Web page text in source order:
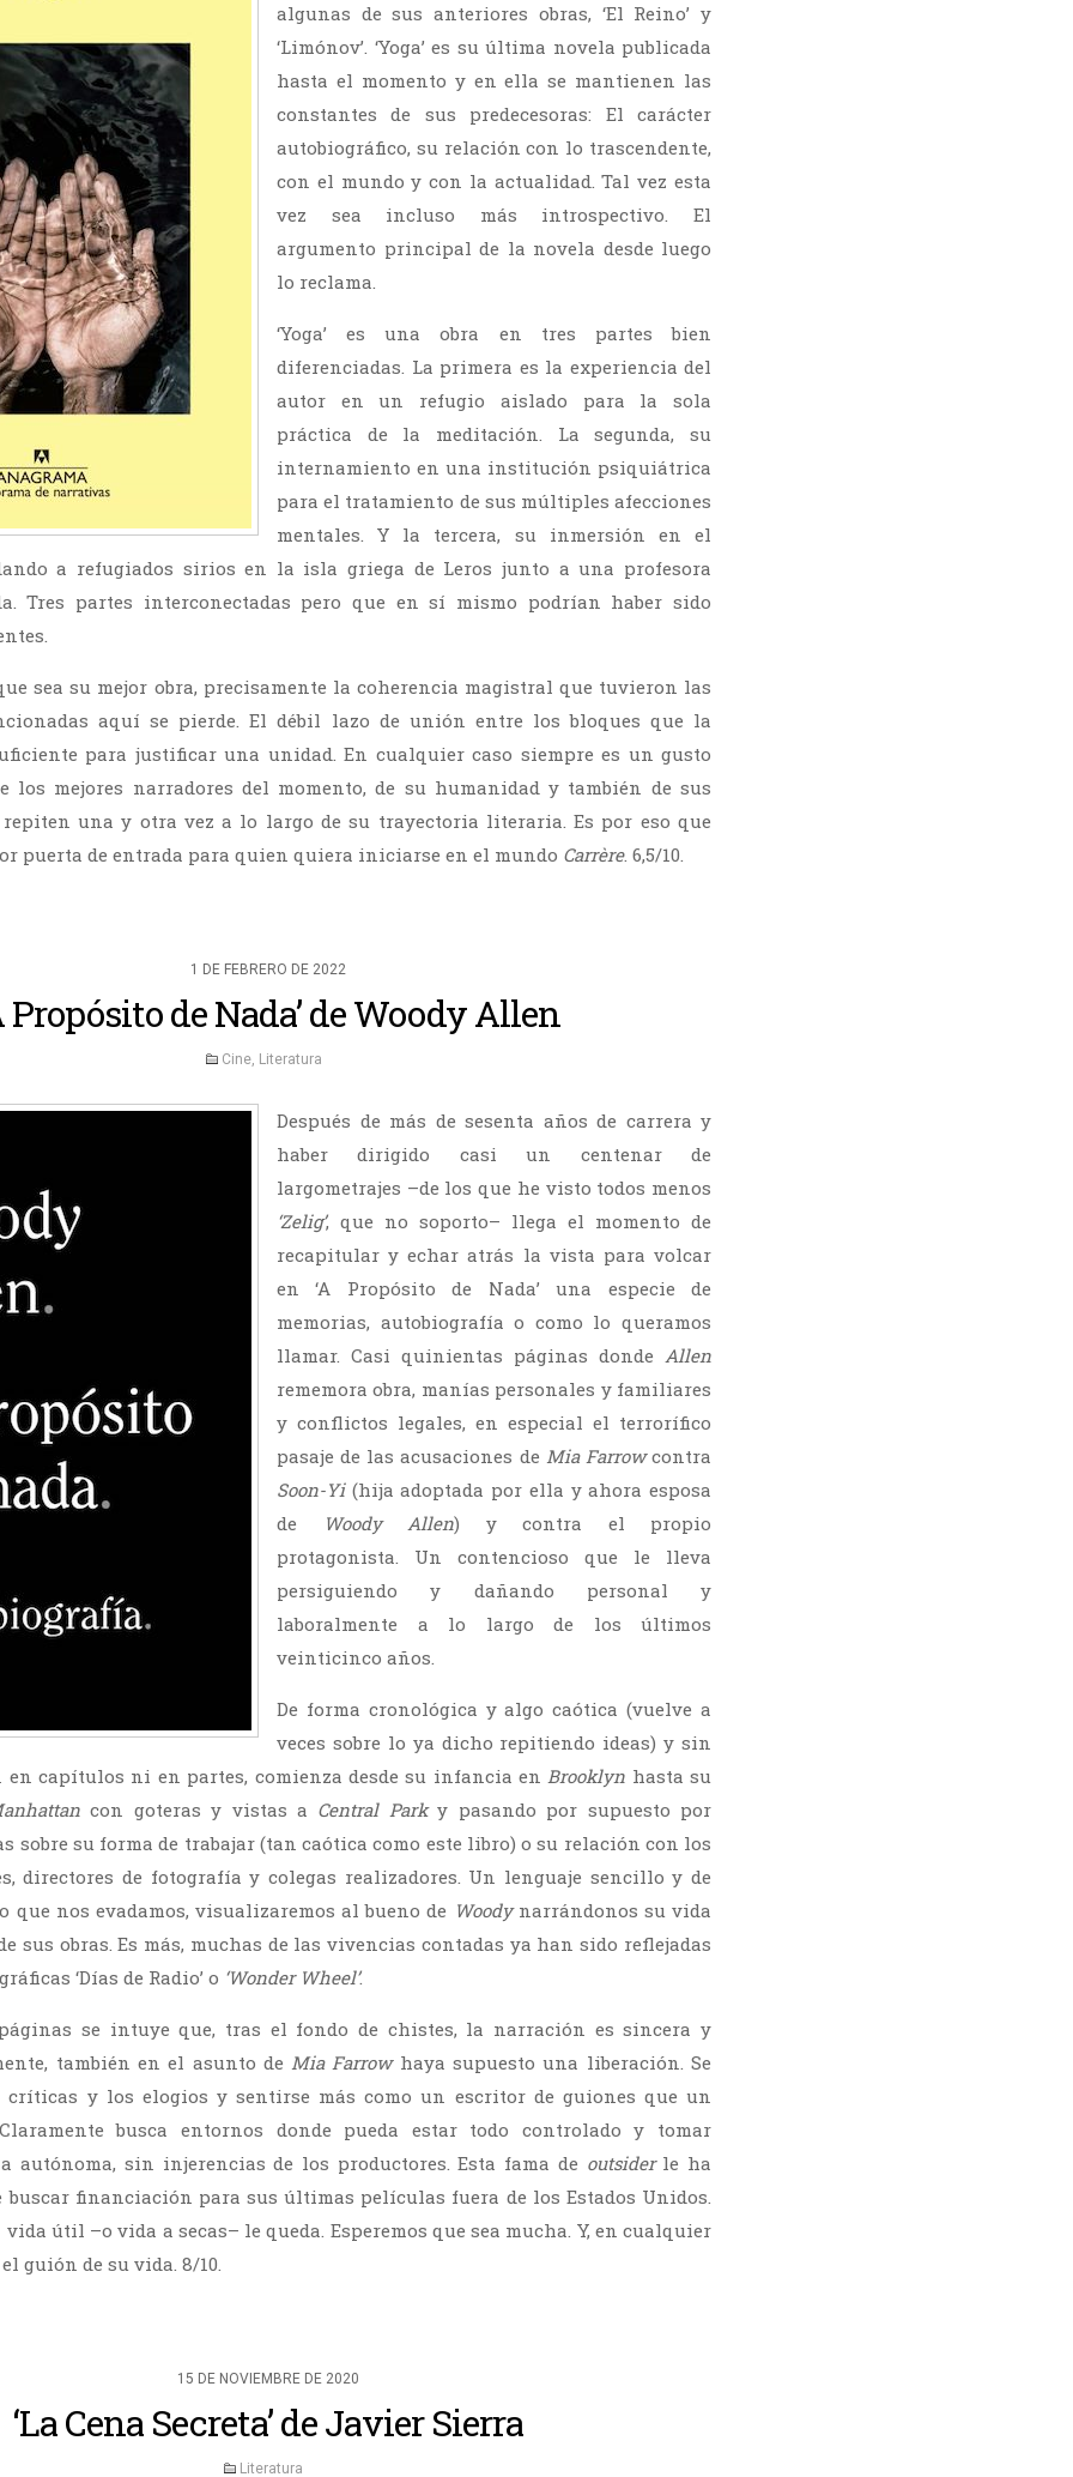
algunas de sus anteriores obras, ‘El Reino’ y
‘Limónov’. ‘Yoga’ es su última novela publicada
hasta el momento y en ella se mantienen las
constantes de sus predecesoras: El carácter
autobiográfico, su relación con lo trascendente,
con el mundo y con la actualidad. Tal vez esta
vez sea incluso más introspectivo. El
argumento principal de la novela desde luego
lo reclama.
‘Yoga’ es una obra en tres partes bien
diferenciadas. La primera es la experiencia del
autor en un refugio aislado para la sola
práctica de la meditación. La segunda, su
internamiento en una institución psiquiátrica
para el tratamiento de sus múltiples afecciones
mentales. Y la tercera, su inmersión en el
a refugiados sirios en la isla griega de Leros junto a una profesora
Tres partes interconectadas pero que en sí mismo podrían haber sido
sea su mejor obra, precisamente la coherencia magistral que tuvieron las
aquí se pierde. El débil lazo de unión entre los bloques que la
para justificar una unidad. En cualquier caso siempre es un gusto
los mejores narradores del momento, de su humanidad y también de sus
repiten una y otra vez a lo largo de su trayectoria literaria. Es por eso que
puerta de entrada para quien quiera iniciarse en el mundo Carrère. 6,5/10.
1 DE FEBRERO DE 2022
Propósito de Nada’ de Woody Allen
Cine, Literatura
Después de más de sesenta años de carrera y
haber dirigido casi un centenar de
largometrajes –de los que he visto todos menos
‘Zelig’, que no soporto– llega el momento de
recapitular y echar atrás la vista para volcar
en ‘A Propósito de Nada’ una especie de
memorias, autobiografía o como lo queramos
llamar. Casi quinientas páginas donde Allen
rememora obra, manías personales y familiares
y conflictos legales, en especial el terrorífico
pasaje de las acusaciones de Mia Farrowcontra
Soon-Yi(hija adoptada por ella y ahora esposa
de
Woody Allen) y contra el propio
protagonista. Un contencioso que le lleva
persiguiendo y dañando personal y
laboralmente a lo largo de los últimos
veinticinco años.
De forma cronológica y algo caótica (vuelve a
veces sobre lo ya dicho repitiendo ideas) y sin
capítulos ni en partes, comienza desde su infancia enBrooklyn hasta su
con goteras y vistas a Central Parky pasando por supuesto por
sobre su forma de trabajar (tan caótica como este libro) o su relación con los
directores de fotografía y colegas realizadores. Un lenguaje sencillo y de
que nos evadamos, visualizaremos al bueno de Woodynarrándonos su vida
sus obras. Es más, muchas de las vivencias contadas ya han sido reflejadas
‘Días de Radio’ o ‘Wonder Wheel’.
se intuye que, tras el fondo de chistes, la narración es sincera y
también en el asunto deMia Farrowhaya supuesto una liberación. Se
críticas y los elogios y sentirse más como un escritor de guiones que un
busca entornos donde pueda estar todo controlado y tomar
autónoma, sin injerencias de los productores. Esta fama de outsiderle ha
buscar financiación para sus últimas películas fuera de los Estados Unidos.
útil –o vida a secas– le queda. Esperemos que sea mucha. Y, en cualquier
guión de su vida. 8/10.
15 DE NOVIEMBRE DE 2020
‘La Cena Secreta’ de Javier Sierra
Literatura